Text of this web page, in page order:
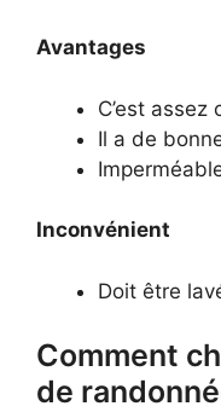
Avantages
C’est
Il a de
Inconvénient
Doit être
Comment
de